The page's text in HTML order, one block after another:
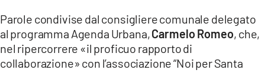
Parole condivise dal consigliere comunale delegato
al programma Agenda Urbana,Carmelo Romeo, che,
nel ripercorrere «il proficuo rapporto di
collaborazione» con l’associazione “Noi per Santa